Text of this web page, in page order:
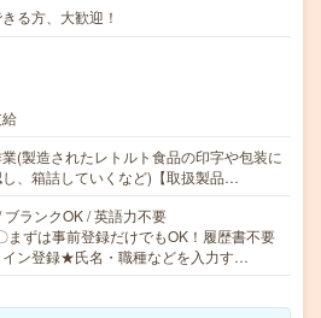
る方、大歓迎！
(製造されたレトルト食品の印字や包装に
、箱詰していくなど)【取扱製品…
ランクOK / 英語力不要
ずは事前登録だけでもOK！履歴書不要
イン登録★氏名・職種などを入力す…